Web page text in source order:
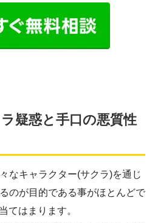
ラ疑惑と手口の悪質性
なキャラクター(サクラ)を通じ
のが目的である事がほとんどで
てはまります。